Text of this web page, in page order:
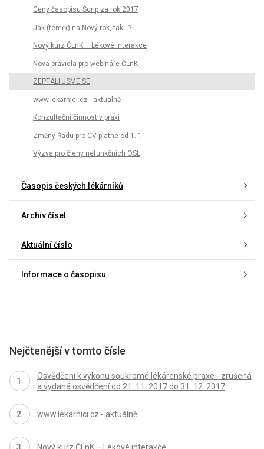
Ceny časopisu Scrip za rok 2017
Jak (téměř) na Nový rok, tak…?
Nový kurz ČLnK – Lékové interakce
Nová pravidla pro webináře ČLnK
ZEPTALI JSME SE
www.lekarnici.cz - aktuálně
Konzultační činnost v praxi
Změny Řádu pro CV platné od 1. 1.
Výzva pro členy nefunkčních OSL
Časopis českých lékárníků
Archiv čísel
Aktuální číslo
Informace o časopisu
Nejčtenější v tomto čísle
Osvědčení k výkonu soukromé lékárenské praxe - zrušená
a vydaná osvědčení od 21. 11. 2017 do 31. 12. 2017
www.lekarnici.cz - aktuálně